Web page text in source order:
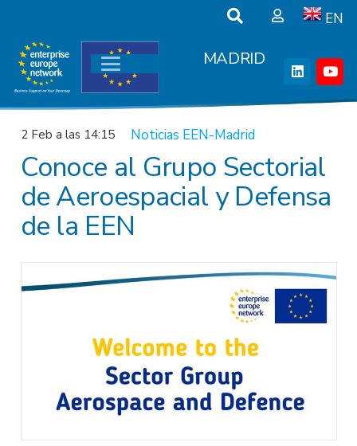
EN
MADRID
2 Feb a las 14:15 Noticias EEN-Madrid
Conoce al Grupo Sectorial
de Aeroespacial y Defensa
de la EEN